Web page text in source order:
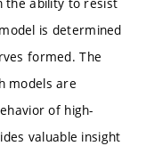
is determined
formed. The
models are
of high-
valuable insight